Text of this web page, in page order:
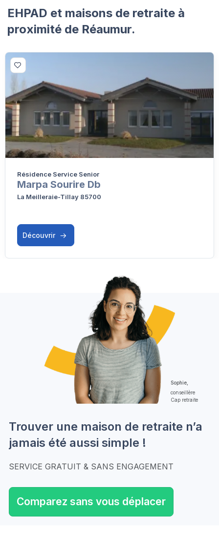
EHPAD et maisons de retraite à
proximité de Réaumur.
Résidence Service Senior
Marpa Sourire Db
La Meilleraie-Tillay 85700
Découvrir
Sophie,
conseillère
Cap retraite
Trouver une maison de retraite n’a
jamais été aussi simple !
SERVICE GRATUIT & SANS ENGAGEMENT
Comparez sans vous déplacer